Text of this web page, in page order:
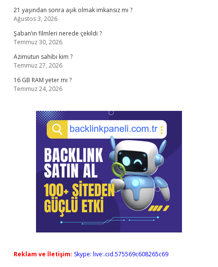
21 yaşından sonra aşık olmak imkansız mı ?
Ağustos 3, 2026
Şaban’ın filmleri nerede çekildi ?
Temmuz 30, 2026
Azimutun sahibi kim ?
Temmuz 27, 2026
16 GB RAM yeter mi ?
Temmuz 24, 2026
Reklam ve İletişim: Skype: live:.cid.575569c608265c69